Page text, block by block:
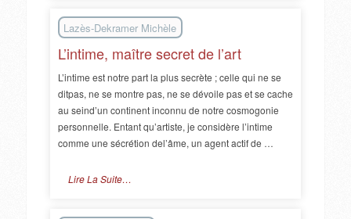
Lazès-Dekramer Michèle
L’intime, maître secret de l’art
L’intime est notre part la plus secrète ; celle qui ne se
ditpas, ne se montre pas, ne se dévoile pas et se cache
au seind’un continent inconnu de notre cosmogonie
personnelle. Entant qu’artiste, je considère l’intime
comme une sécrétion del’âme, un agent actif de …
Lire La Suite…